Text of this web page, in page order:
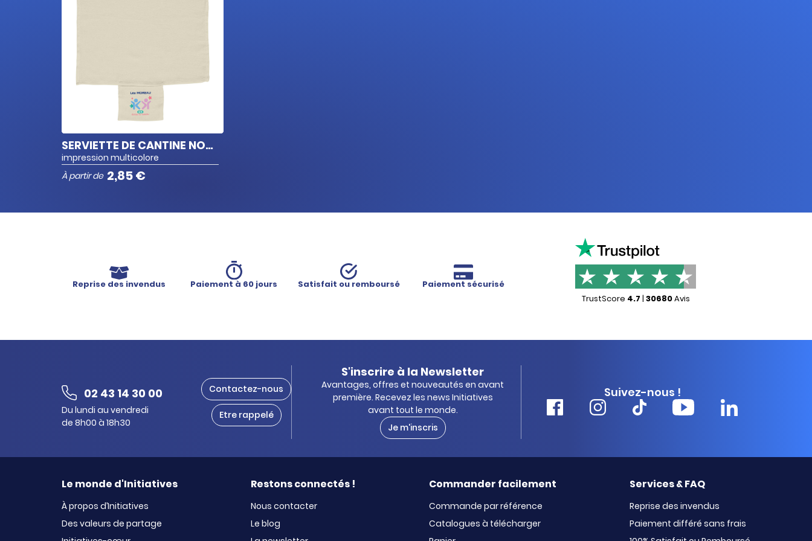
SERVIETTE DE CANTINE NOM/PRÉNOM
impression multicolore
À partir de 2,85 €
Reprise des invendus Paiement à 60 jours Satisfait ou remboursé
Paiement sécurisé
TrustScore 4.7 | 30680Avis
02 43 14 30 00
Du lundi au vendredi
de 8h00 à 18h30
Contactez-nous
Etre rappelé
S'inscrire à la Newsletter
Avantages, offres et nouveautés en avant
première. Recevez les news Initiatives
avant tout le monde.
Je m'inscris
Suivez-nous !
Le monde d'Initiatives
À propos d’Initiatives
Des valeurs de partage
Restons connectés !
Nous contacter
Le blog
Commander facilement
Commande par référence
Catalogues à télécharger
Services & FAQ
Reprise des invendus
Paiement différé sans frais